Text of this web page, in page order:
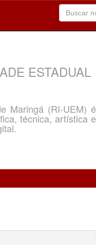
ESTADUAL
Maringá (RI-UEM) é
técnica, artística e